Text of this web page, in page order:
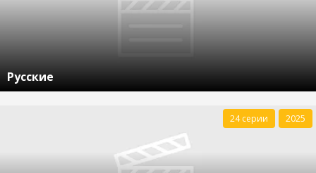
Русские
24 серии 2025